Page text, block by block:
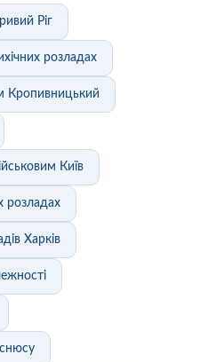
Ріг
розладах
Кропивницький
Київ
розладах
Харків